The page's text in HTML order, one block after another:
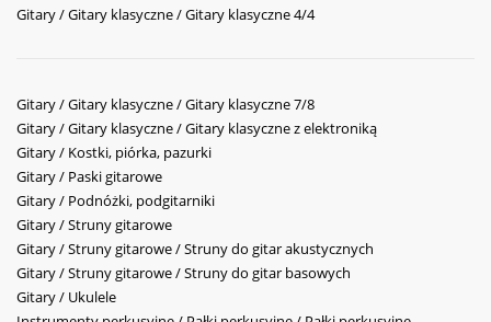
Gitary / Gitary klasyczne / Gitary klasyczne 4/4
Gitary / Gitary klasyczne / Gitary klasyczne 7/8
Gitary / Gitary klasyczne / Gitary klasyczne z elektroniką
Gitary / Kostki, piórka, pazurki
Gitary / Paski gitarowe
Gitary / Podnóżki, podgitarniki
Gitary / Struny gitarowe
Gitary / Struny gitarowe / Struny do gitar akustycznych
Gitary / Struny gitarowe / Struny do gitar basowych
Gitary / Ukulele